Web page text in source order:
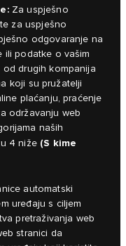
Za uspješno
za uspješno
odgovaranje na
ili podatke o vašim
drugih kompanija
koji su pružatelji
plaćanju, praćenje
održavanju web
naših
4 niže(S kime
automatski
uređaju s ciljem
pretraživanja web
stranici da